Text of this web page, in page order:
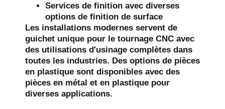
Services de finition avec diverses
options de finition de surface
Les installations modernes servent de
guichet unique pour le tournage CNC avec
des utilisations d'usinage complètes dans
toutes les industries. Des options de pièces
en plastique sont disponibles avec des
pièces en métal et en plastique pour
diverses applications.